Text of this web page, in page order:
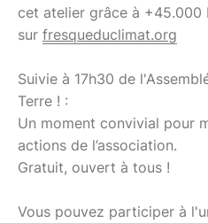
cet atelier grâce à +45.000
sur fresqueduclimat.org
Suivie à 17h30 de
Terre ! :
Un moment convivial pour
actions de l’association.
Gratuit, ouvert à tous !
Vous pouvez participer à